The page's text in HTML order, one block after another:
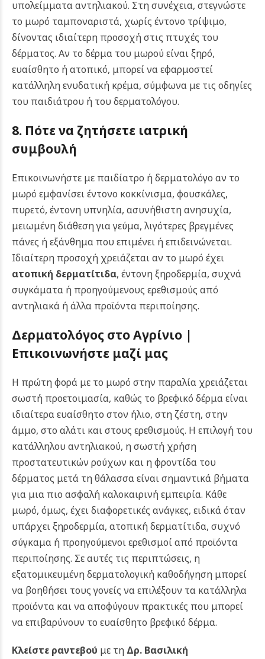
υπολείμματα αντηλιακού. Στη συνέχεια, στεγνώστε
το μωρό ταμποναριστά, χωρίς έντονο τρίψιμο,
δίνοντας ιδιαίτερη προσοχή στις πτυχές του
δέρματος. Αν το δέρμα του μωρού είναι ξηρό,
ευαίσθητο ή ατοπικό, μπορεί να εφαρμοστεί
κατάλληλη ενυδατική κρέμα, σύμφωνα με τις οδηγίες
του παιδιάτρου ή του δερματολόγου.
8. Πότε να ζητήσετε ιατρική
συμβουλή
Επικοινωνήστε με παιδίατρο ή δερματολόγο αν το
μωρό εμφανίσει έντονο κοκκίνισμα, φουσκάλες,
πυρετό, έντονη υπνηλία, ασυνήθιστη ανησυχία,
μειωμένη διάθεση για γεύμα, λιγότερες βρεγμένες
πάνες ή εξάνθημα που επιμένει ή επιδεινώνεται.
Ιδιαίτερη προσοχή χρειάζεται αν το μωρό έχει
ατοπική δερματίτιδα, έντονη ξηροδερμία, συχνά
συγκάματα ή προηγούμενους ερεθισμούς από
αντηλιακά ή άλλα προϊόντα περιποίησης.
Δερματολόγος στο Αγρίνιο |
Επικοινωνήστε μαζί μας
Η πρώτη φορά με το μωρό στην παραλία χρειάζεται
σωστή προετοιμασία, καθώς το βρεφικό δέρμα είναι
ιδιαίτερα ευαίσθητο στον ήλιο, στη ζέστη, στην
άμμο, στο αλάτι και στους ερεθισμούς. Η επιλογή του
κατάλληλου αντηλιακού, η σωστή χρήση
προστατευτικών ρούχων και η φροντίδα του
δέρματος μετά τη θάλασσα είναι σημαντικά βήματα
για μια πιο ασφαλή καλοκαιρινή εμπειρία. Κάθε
μωρό, όμως, έχει διαφορετικές ανάγκες, ειδικά όταν
υπάρχει ξηροδερμία, ατοπική δερματίτιδα, συχνό
σύγκαμα ή προηγούμενοι ερεθισμοί από προϊόντα
περιποίησης. Σε αυτές τις περιπτώσεις, η
εξατομικευμένη δερματολογική καθοδήγηση μπορεί
να βοηθήσει τους γονείς να επιλέξουν τα κατάλληλα
προϊόντα και να αποφύγουν πρακτικές που μπορεί
να επιβαρύνουν το ευαίσθητο βρεφικό δέρμα.
Κλείστε ραντεβού με τη Δρ. Βασιλική